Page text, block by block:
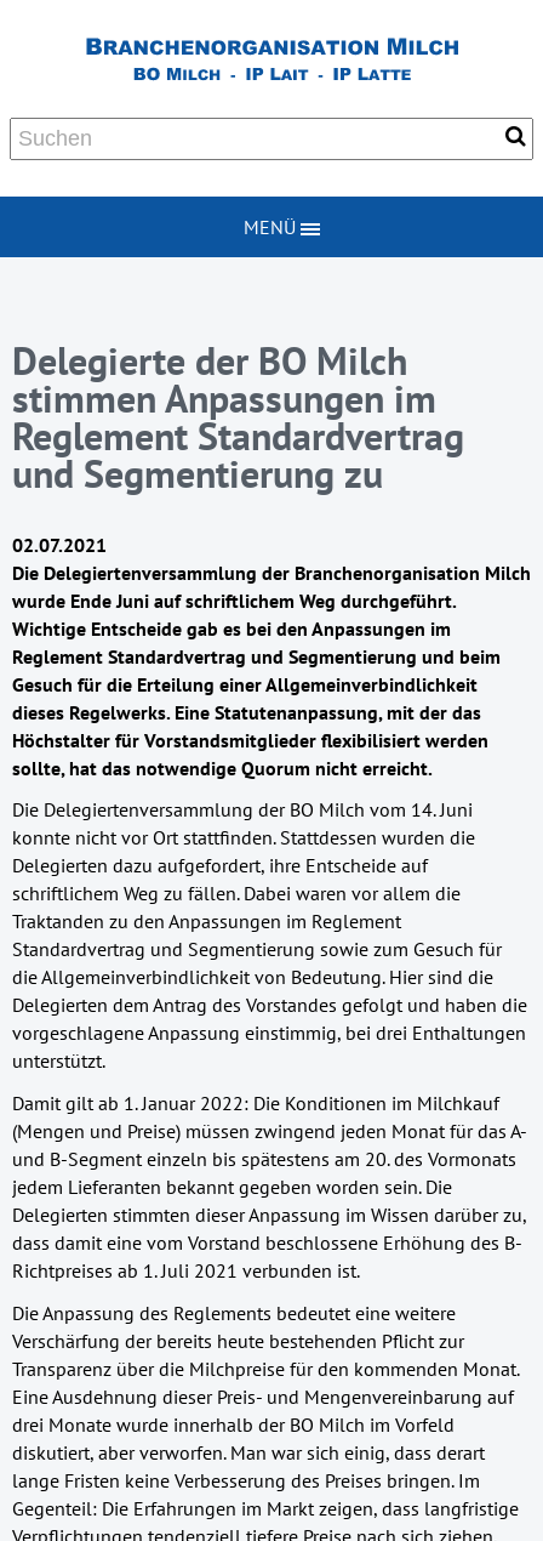
MENÜ
Delegierte der BO Milch
stimmen Anpassungen im
Reglement Standardvertrag
und Segmentierung zu
02.07.2021
Die Delegiertenversammlung der Branchenorganisation Milch
wurde Ende Juni auf schriftlichem Weg durchgeführt.
Wichtige Entscheide gab es bei den Anpassungen im
Reglement Standardvertrag und Segmentierung und beim
Gesuch für die Erteilung einer Allgemeinverbindlichkeit
dieses Regelwerks. Eine Statutenanpassung, mit der das
Höchstalter für Vorstandsmitglieder flexibilisiert werden
sollte, hat das notwendige Quorum nicht erreicht.
Die Delegiertenversammlung der BO Milch vom 14. Juni
konnte nicht vor Ort stattfinden. Stattdessen wurden die
Delegierten dazu aufgefordert, ihre Entscheide auf
schriftlichem Weg zu fällen. Dabei waren vor allem die
Traktanden zu den Anpassungen im Reglement
Standardvertrag und Segmentierung sowie zum Gesuch für
die Allgemeinverbindlichkeit von Bedeutung. Hier sind die
Delegierten dem Antrag des Vorstandes gefolgt und haben die
vorgeschlagene Anpassung einstimmig, bei drei Enthaltungen
unterstützt.
Damit gilt ab 1. Januar 2022: Die Konditionen im Milchkauf
(Mengen und Preise) müssen zwingend jeden Monat für das A-
und B-Segment einzeln bis spätestens am 20. des Vormonats
jedem Lieferanten bekannt gegeben worden sein. Die
Delegierten stimmten dieser Anpassung im Wissen darüber zu,
dass damit eine vom Vorstand beschlossene Erhöhung des B-
Richtpreises ab 1. Juli 2021 verbunden ist.
Die Anpassung des Reglements bedeutet eine weitere
Verschärfung der bereits heute bestehenden Pflicht zur
Transparenz über die Milchpreise für den kommenden Monat.
Eine Ausdehnung dieser Preis- und Mengenvereinbarung auf
drei Monate wurde innerhalb der BO Milch im Vorfeld
diskutiert, aber verworfen. Man war sich einig, dass derart
lange Fristen keine Verbesserung des Preises bringen. Im
Gegenteil: Die Erfahrungen im Markt zeigen, dass langfristige